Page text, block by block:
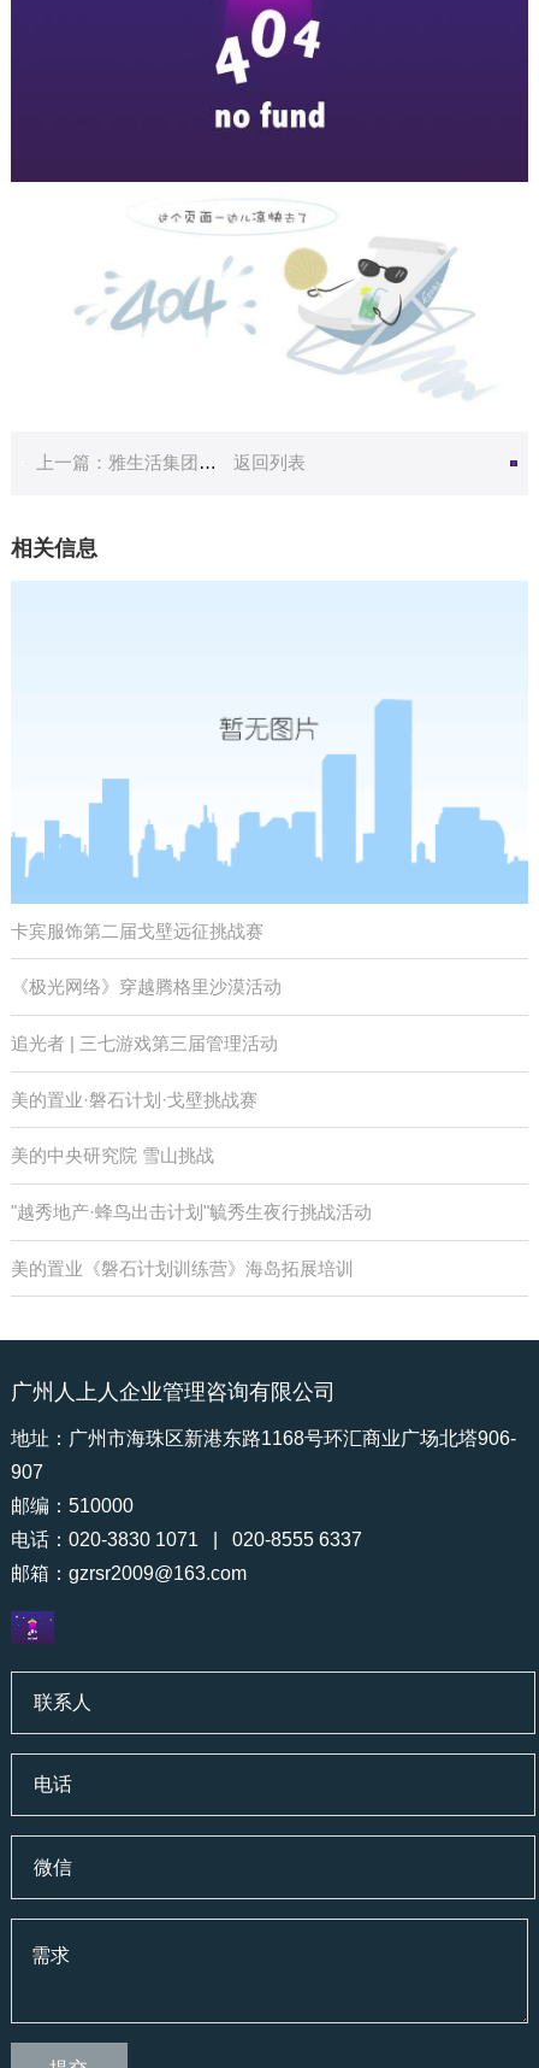
上一篇：雅生活集团高管戈壁徒步熔炼 返回列表
相关信息
卡宾服饰第二届戈壁远征挑战赛
《极光网络》穿越腾格里沙漠活动
追光者 | 三七游戏第三届管理活动
美的置业·磐石计划·戈壁挑战赛
美的中央研究院 雪山挑战
"越秀地产·蜂鸟出击计划"毓秀生夜行挑战活动
美的置业《磐石计划训练营》海岛拓展培训
广州人上人企业管理咨询有限公司
地址：广州市海珠区新港东路1168号环汇商业广场北塔906-
907
邮编：510000
电话：020-3830 1071 | 020-8555 6337
邮箱： gzrsr2009@163.com